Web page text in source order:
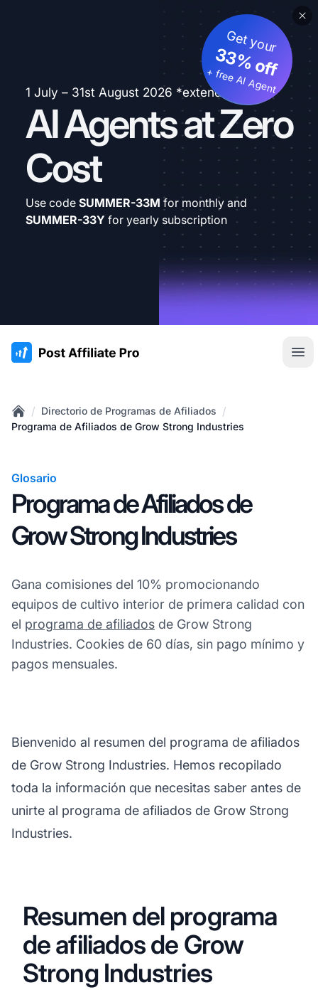
1 July – 31st August 2026 *extended
AI Agents at Zero
Cost
Get your
33% off
+ free AI Agent
Use code SUMMER-33M for monthly and
SUMMER-33Y for yearly subscription
:site.title
Home
/ Directorio de Programas de Afiliados /
Programa de Afiliados de Grow Strong Industries
Glosario
Programa de Afiliados de
Grow Strong Industries
Gana comisiones del 10% promocionando
equipos de cultivo interior de primera calidad con
el programa de afiliados de Grow Strong
Industries. Cookies de 60 días, sin pago mínimo y
pagos mensuales.
Bienvenido al resumen del programa de afiliados
de Grow Strong Industries. Hemos recopilado
toda la información que necesitas saber antes de
unirte al programa de afiliados de Grow Strong
Industries.
Resumen del programa
de afiliados de Grow
Strong Industries